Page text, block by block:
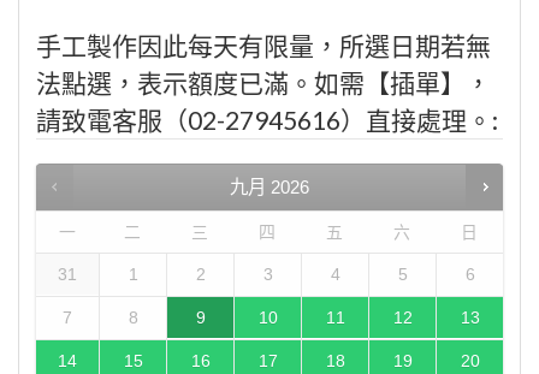
手工製作因此每天有限量，所選日期若無
法點選，表示額度已滿。如需【插單】，
請致電客服（02-27945616）直接處理。:
九月 2026
一 二 三 四 五 六 日
31 1 2 3 4 5 6
7 8 9 10 11 12 13
14 15 16 17 18 19 20